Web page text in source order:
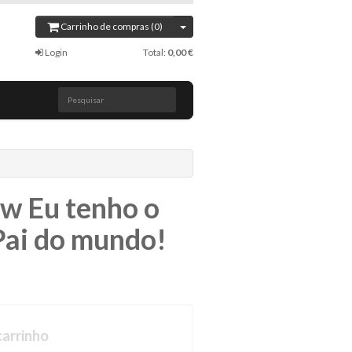
Carrinho de compras (0)
Login Total: 0,00 €
Eu tenho o
do mundo!